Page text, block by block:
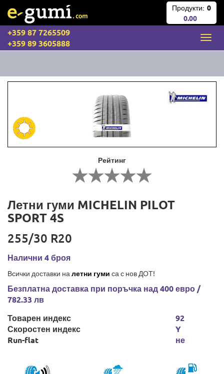
Продукти: 0
0.00
+359 87 7265509
+359 89 3605888
Рейтинг
Летни гуми MICHELIN PILOT
SPORT 4S
255/30 R20
Налични 4 броя
Всички доставки на летни гуми са с нов ДОТ!
Безплатна доставка при поръчка над 400 евро /
782.33 лв
Товарен индекс
Скоростен индекс
Run-flat
92
Y
не